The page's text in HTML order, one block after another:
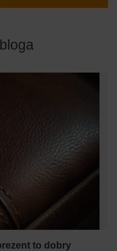
to dobry